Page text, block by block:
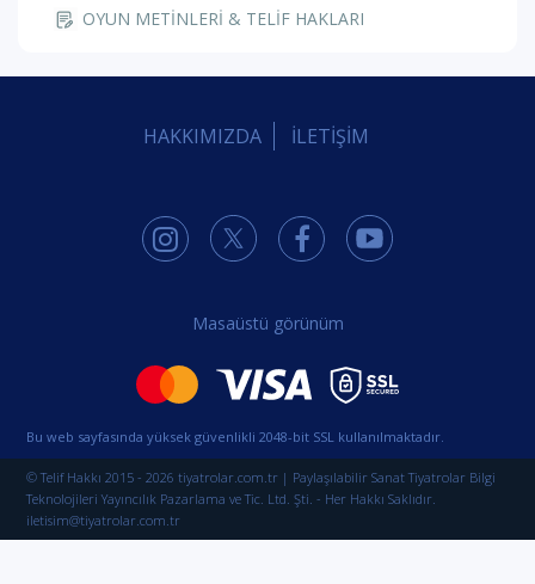
OYUN METİNLERİ & TELİF HAKLARI
HAKKIMIZDA İLETİŞİM
Masaüstü görünüm
Bu web sayfasında yüksek güvenlikli 2048-bit SSL kullanılmaktadır.
© Telif Hakkı 2015 - 2026 tiyatrolar.com.tr | Paylaşılabilir Sanat Tiyatrolar Bilgi
Teknolojileri Yayıncılık Pazarlama ve Tic. Ltd. Şti. - Her Hakkı Saklıdır.
iletisim@tiyatrolar.com.tr